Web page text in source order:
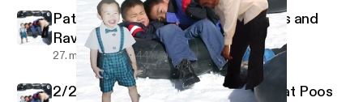
PatAndWestin Episode 1: Porn Titles and
Rave Bridals
27. maalis 2019 44 min
2/20/20 Episode #2 Tattoos and Fat Poos